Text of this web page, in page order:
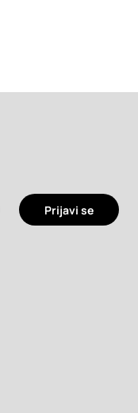
Prijavi se